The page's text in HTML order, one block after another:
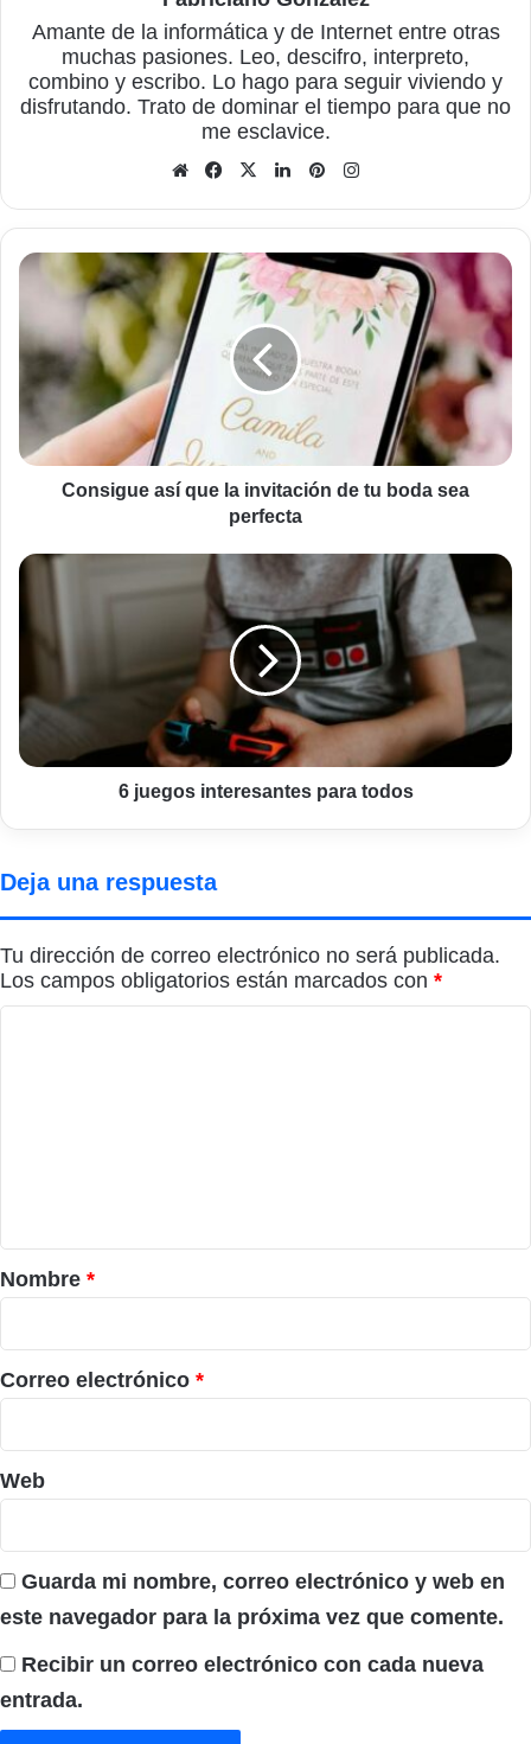
Amante de la informática y de Internet entre otras
muchas pasiones. Leo, descifro, interpreto,
combino y escribo. Lo hago para seguir viviendo y
disfrutando. Trato de dominar el tiempo para que no
me esclavice.
Sitio
Facebook
X LinkedInPinterest
Consigue
la
invitación
de
tu
boda
sea
perfectaConsigue así que la invitación de tu boda sea
perfecta
6
para
6 juegos interesantes para todos
Deja una respuesta
Tu dirección de correo electrónico no será publicada.
Los campos obligatorios están marcados con *
r
i
o
*
Nombre *
Correo electrónico *
Web
Guarda mi nombre, correo electrónico y web en
este navegador para la próxima vez que comente.
Recibir un correo electrónico con cada nueva
entrada.